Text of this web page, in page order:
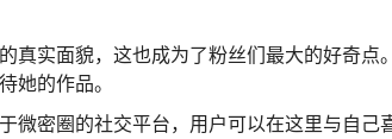
真实面貌，这也成为了粉丝们最大的好奇点
她的作品。
密圈的社交平台，用户可以在这里与自己